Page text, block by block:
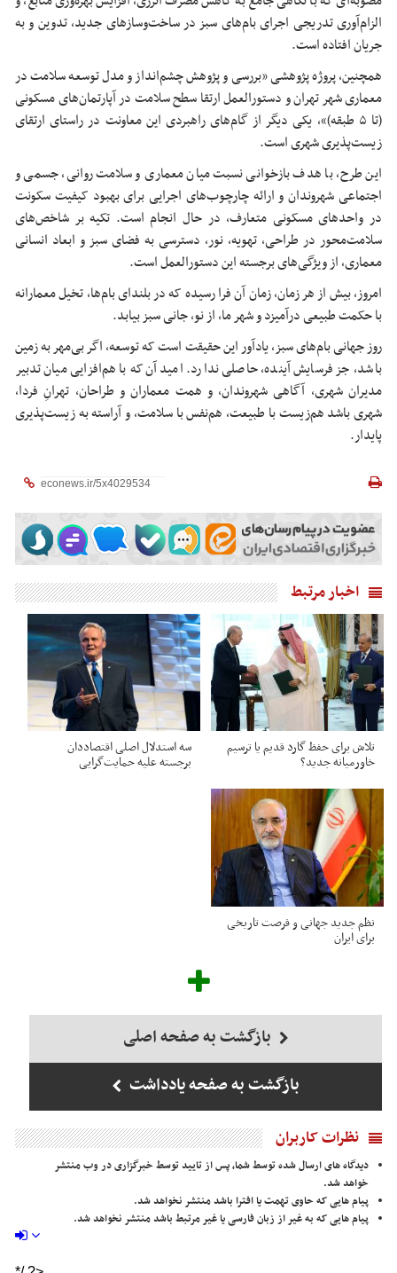
الزام‌آوری تدریجی اجرای بام‌های سبز در ساخت‌وسازهای جدید، تدوین و به
جریان افتاده است.
همچنین، پروژه پژوهشی «بررسی و پژوهش چشم‌انداز و مدل توسعه سلامت در
معماری شهر تهران و دستورالعمل ارتقا سطح سلامت در آپارتمان‌های مسکونی
(تا ۵ طبقه)»، یکی دیگر از گام‌های راهبردی این معاونت در راستای ارتقای
زیست‌پذیری شهری است.
این طرح، با هدف بازخوانی نسبت میان معماری و سلامت روانی، جسمی و
اجتماعی شهروندان و ارائه چارچوب‌های اجرایی برای بهبود کیفیت سکونت
در واحدهای مسکونی متعارف، در حال انجام است. تکیه بر شاخص‌های
سلامت‌محور در طراحی، تهویه، نور، دسترسی به فضای سبز و ابعاد انسانی
معماری، از ویژگی‌های برجسته این دستورالعمل است.
امروز، بیش از هر زمان، زمان آن فرا رسیده که در بلندای بام‌ها، تخیلمعمارانه
با حکمت طبیعی درآمیزد و شهر ما، از نو، جانی سبز بیابد.
روز جهانی بام‌های سبز، یادآور این حقیقت است که توسعه، اگر بی‌مهر به زمین
باشد، جز فرسایش آینده، حاصلی ندارد. امید آن‌که با هم‌افزایی میان تدبیر
مدیران شهری، آگاهی شهروندان، و همت معماران و طراحان، تهرانِ فردا،
شهری باشد هم‌زیست با طبیعت، هم‌نفس با سلامت، و آراسته به زیست‌پذیری
پایدار.
اخبار مرتبط
تلاش برای حفظ گارد قدیم یا ترسیم
خاورمیانه جدید؟
سه استدلال اصلی اقتصاددان
برجسته علیه حمایت‌گرایی
نظم جدید جهانی و فرصت تاریخی
برای ایران
بازگشت به صفحه اصلی
بازگشت به صفحه یادداشت
نظرات کاربران
دیدگاه های ارسال شده توسط شما، پس از تایید توسط خبرگزاری در وب منتشر
خواهد شد.
پیام هایی که حاوی تهمت یا افترا باشد منتشر نخواهد شد.
پیام هایی که به غیر از زبان فارسی یا غیر مرتبط باشد منتشر نخواهد شد.